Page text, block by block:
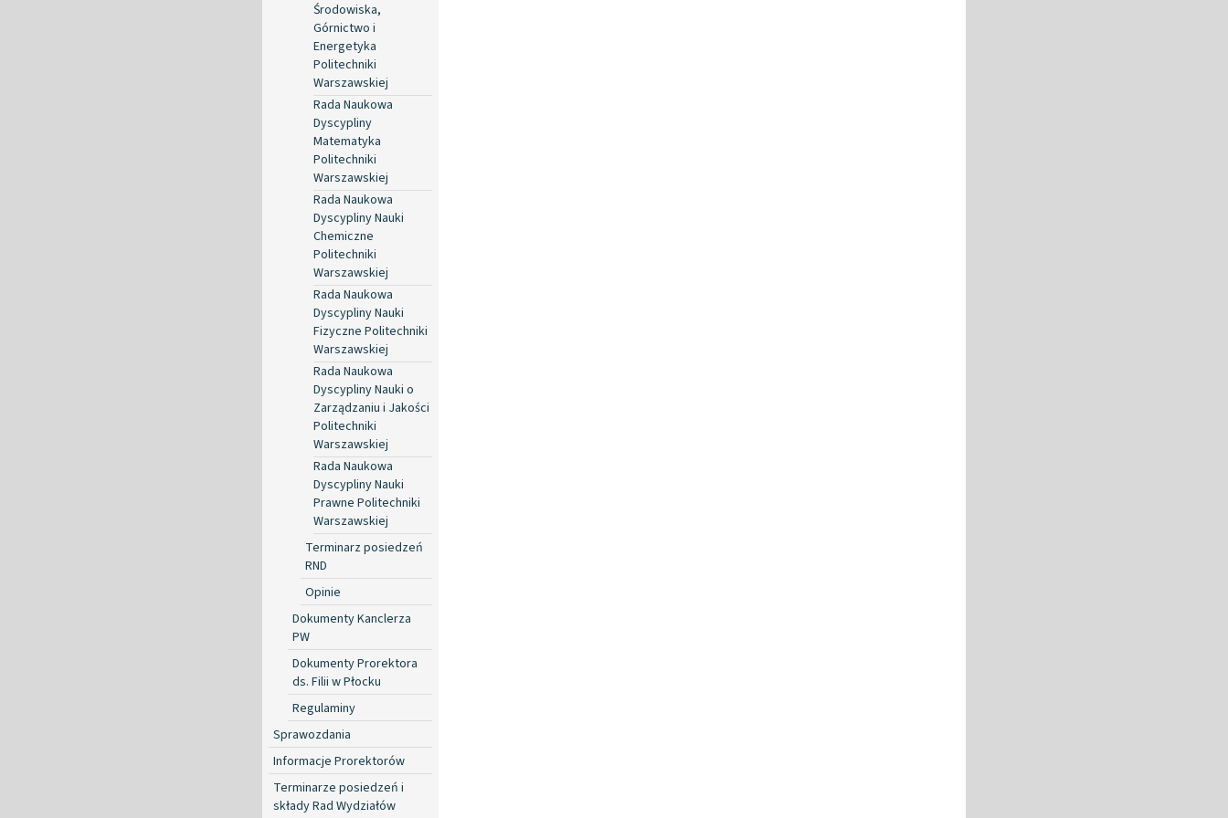
Środowiska,
Górnictwo i
Energetyka
Politechniki
Warszawskiej
Rada Naukowa
Dyscypliny
Matematyka
Politechniki
Warszawskiej
Rada Naukowa
Dyscypliny Nauki
Chemiczne
Politechniki
Warszawskiej
Rada Naukowa
Dyscypliny Nauki
Fizyczne Politechniki
Warszawskiej
Rada Naukowa
Dyscypliny Nauki o
Zarządzaniu i Jakości
Politechniki
Warszawskiej
Rada Naukowa
Dyscypliny Nauki
Prawne Politechniki
Warszawskiej
Terminarz posiedzeń
RND
Opinie
Dokumenty Kanclerza
PW
Dokumenty Prorektora
ds. Filii w Płocku
Regulaminy
Sprawozdania
Informacje Prorektorów
Terminarze posiedzeń i
składy Rad Wydziałów